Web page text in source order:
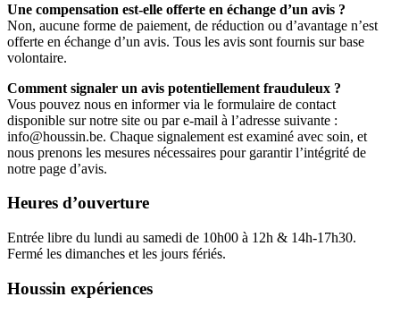
Une compensation est-elle offerte en échange d’un avis ?
Non, aucune forme de paiement, de réduction ou d’avantage n’est
offerte en échange d’un avis. Tous les avis sont fournis sur base
volontaire.
Comment signaler un avis potentiellement frauduleux ?
Vous pouvez nous en informer via le formulaire de contact
disponible sur notre site ou par e-mail à l’adresse suivante :
info@houssin.be. Chaque signalement est examiné avec soin, et
nous prenons les mesures nécessaires pour garantir l’intégrité de
notre page d’avis.
Heures d’ouverture
Entrée libre du lundi au samedi de 10h00 à 12h & 14h-17h30.
Fermé les dimanches et les jours fériés.
Houssin expériences